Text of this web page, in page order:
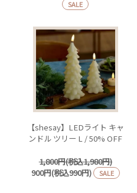
SALE
【shesay】LEDライト キャ
ンドル ツリー L / 50% OFF
1,800円(税込1,980円)
900円(税込990円)
SALE